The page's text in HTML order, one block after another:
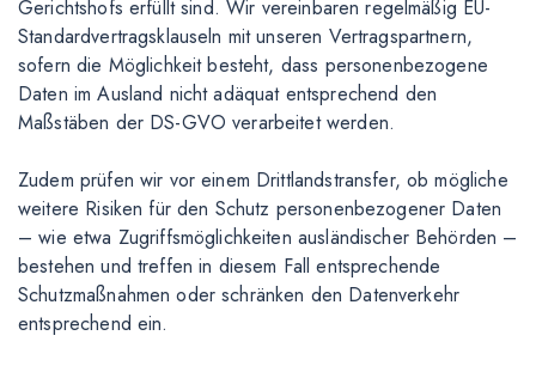
Gerichtshofs erfüllt sind. Wir vereinbaren regelmäßig EU-
Standardvertragsklauseln mit unseren Vertragspartnern,
sofern die Möglichkeit besteht, dass personenbezogene
Daten im Ausland nicht adäquat entsprechend den
Maßstäben der DS-GVO verarbeitet werden.
Zudem prüfen wir vor einem Drittlandstransfer, ob mögliche
weitere Risiken für den Schutz personenbezogener Daten
– wie etwa Zugriffsmöglichkeiten ausländischer Behörden –
bestehen und treffen in diesem Fall entsprechende
Schutzmaßnahmen oder schränken den Datenverkehr
entsprechend ein.